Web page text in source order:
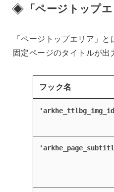
「ページトップ
「ページトップエリア」
固定ページのタイトルが出
フック名